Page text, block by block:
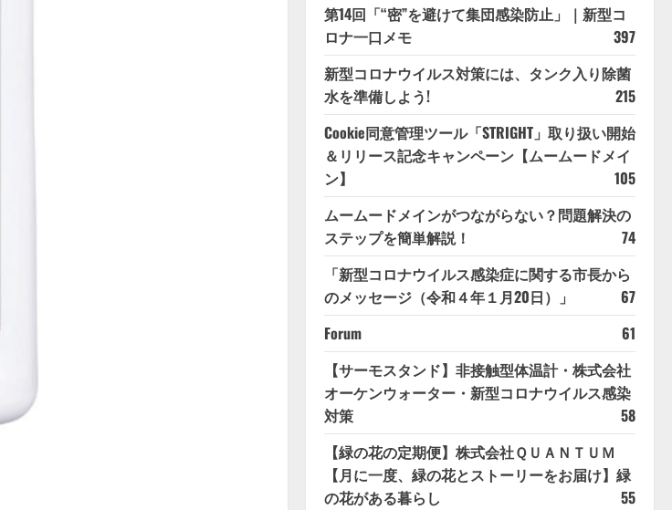
第14回「“密”を避けて集団感染防止」｜新型コ
ロナ一口メモ
397
新型コロナウイルス対策には、タンク入り除菌
水を準備しよう!
215
Cookie同意管理ツール「STRIGHT」取り扱い開始
＆リリース記念キャンペーン【ムームードメイ
ン】
105
ムームードメインがつながらない？問題解決の
ステップを簡単解説！
74
「新型コロナウイルス感染症に関する市長から
のメッセージ（令和４年１月20日）」
67
Forum
61
【サーモスタンド】非接触型体温計・株式会社
オーケンウォーター・新型コロナウイルス感染
対策
58
【緑の花の定期便】株式会社ＱＵＡＮＴＵＭ
【月に一度、緑の花とストーリーをお届け】緑
の花がある暮らし
55